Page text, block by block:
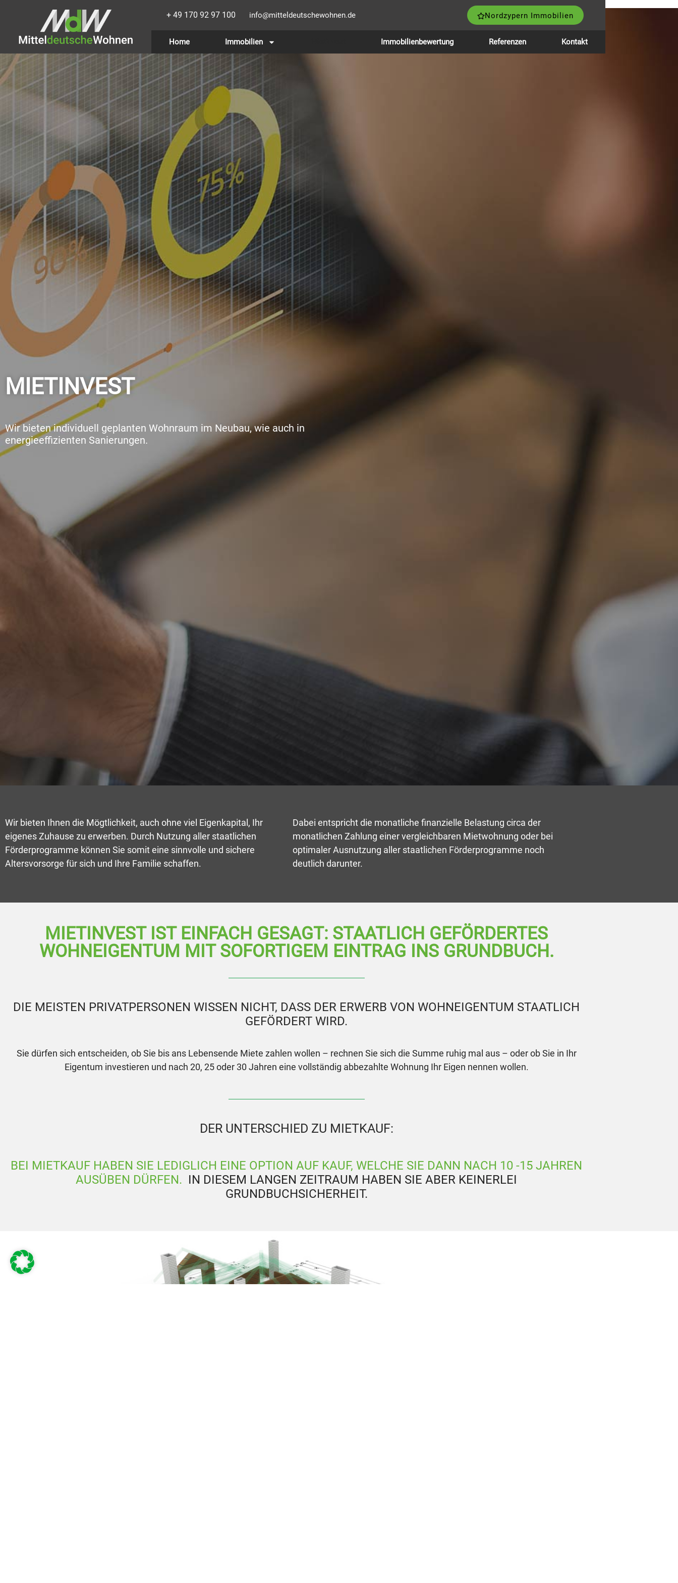
+ 49 170 92 97 100 info@mitteldeutschewohnen.de Nordzypern Immobilien
Home Immobilien Immobilienbewertung Referenzen Kontakt
MIETINVEST
Wir bieten individuell geplanten Wohnraum im Neubau, wie auch in
energieeffizienten Sanierungen.
Wir bieten Ihnen die Mögtlichkeit, auch ohne viel Eigenkapital, Ihr
eigenes Zuhause zu erwerben. Durch Nutzung aller staatlichen
Förderprogramme können Sie somit eine sinnvolle und sichere
Altersvorsorge für sich und Ihre Familie schaffen.
Dabei entspricht die monatliche finanzielle Belastung circa der
monatlichen Zahlung einer vergleichbaren Mietwohnung oder bei
optimaler Ausnutzung aller staatlichen Förderprogramme noch
deutlich darunter.
MIETINVEST IST EINFACH GESAGT: STAATLICH GEFÖRDERTES
WOHNEIGENTUM MIT SOFORTIGEM EINTRAG INS GRUNDBUCH.
DIE MEISTEN PRIVATPERSONEN WISSEN NICHT, DASS DER ERWERB VON WOHNEIGENTUM STAATLICH
GEFÖRDERT WIRD.
Sie dürfen sich entscheiden, ob Sie bis ans Lebensende Miete zahlen wollen – rechnen Sie sich die Summe ruhig mal aus – oder ob Sie in Ihr
Eigentum investieren und nach 20, 25 oder 30 Jahren eine vollständig abbezahlte Wohnung Ihr Eigen nennen wollen.
DER UNTERSCHIED ZU MIETKAUF:
BEI MIETKAUF HABEN SIE LEDIGLICH EINE OPTION AUF KAUF, WELCHE SIE DANN NACH 10 -15 JAHREN
AUSÜBEN DÜRFEN. IN DIESEM LANGEN ZEITRAUM HABEN SIE ABER KEINERLEI
GRUNDBUCHSICHERHEIT.